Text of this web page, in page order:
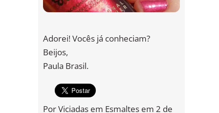
Adorei! Vocês já conheciam?
Beijos,
Paula Brasil.
PorViciadas em Esmaltes em 2 de